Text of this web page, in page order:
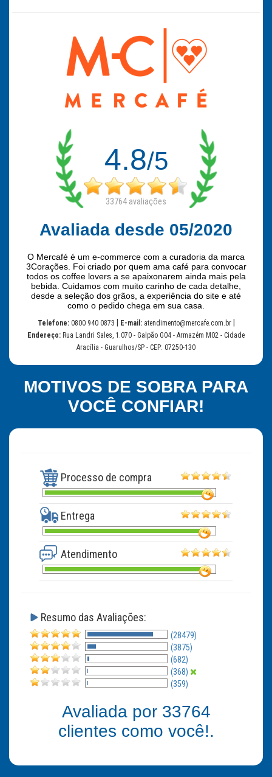
4.8/5
33764 avaliações
Avaliada desde 05/2020
O Mercafé é um e-commerce com a curadoria da marca
3Corações. Foi criado por quem ama café para convocar
todos os coffee lovers a se apaixonarem ainda mais pela
bebida. Cuidamos com muito carinho de cada detalhe,
desde a seleção dos grãos, a experiência do site e até
como o pedido chega em sua casa.
Telefone: 0800 940 0873 E-mail:atendimento@mercafe.com.br
Endereço: Rua Landri Sales, 1.070 - Galpão G04 - Armazém M02 - Cidade
Aracília - Guarulhos/SP - CEP: 07250-130
MOTIVOS DE SOBRA PARA
VOCÊ CONFIAR!
Processo de compra
Entrega
Atendimento
Resumo das Avaliações:
(28479)
(3875)
(682)
(368)
(359)
Avaliada por 33764
clientes como você!.